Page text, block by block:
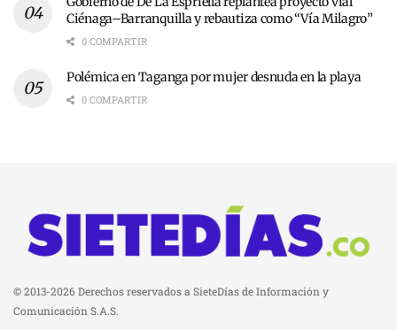
Ciénaga–Barranquilla y rebautiza como “Vía Milagro”
0 COMPARTIR
Polémica en Taganga por mujer desnuda en la playa
0 COMPARTIR
© 2013-2026 Derechos reservados a SieteDías de Información y
Comunicación S.A.S.